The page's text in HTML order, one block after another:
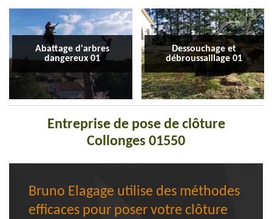
Abattage d'arbres
dangereux 01
Dessouchage et
débroussaillage 01
Entreprise de pose de clôture
Collonges 01550
Bruno Elagage utilise des méthodes
efficaces pour poser votre clôture